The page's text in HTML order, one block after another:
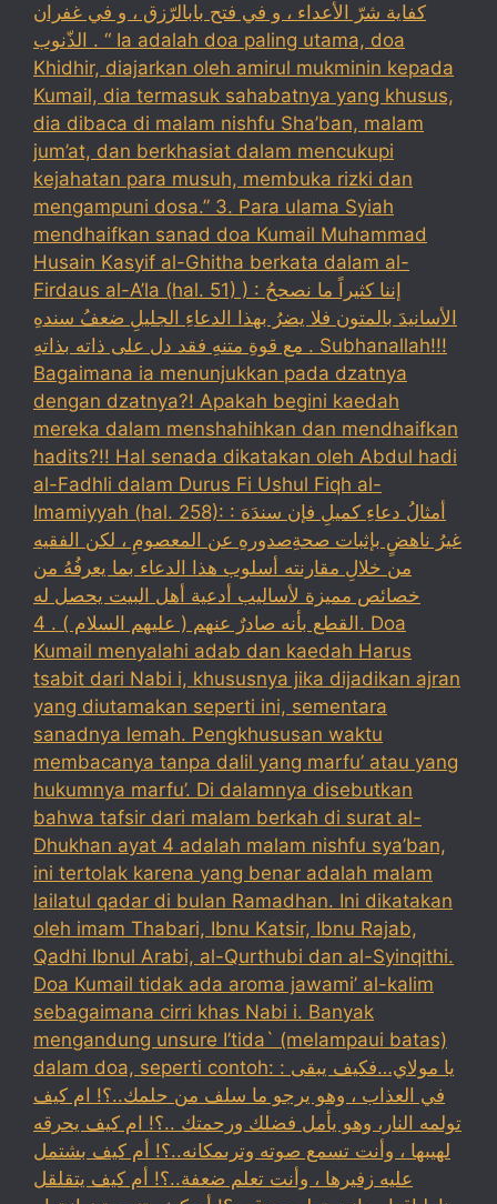
كفاية شرّ الأعداء ، و في فتح بابالرّزق ، و في غفران
الذّنوب . “ Ia adalah doa paling utama, doa
Khidhir, diajarkan oleh amirul mukminin kepada
Kumail, dia termasuk sahabatnya yang khusus,
dia dibaca di malam nishfu Sha’ban, malam
jum’at, dan berkhasiat dalam mencukupi
kejahatan para musuh, membuka rizki dan
mengampuni dosa.” 3. Para ulama Syiah
mendhaifkan sanad doa Kumail Muhammad
Husain Kasyif al-Ghitha berkata dalam al-
Firdaus al-A’la (hal. 51) ) : إننا كثيراً ما نصححُ
الأسانيدَ بالمتون فلا يضرُ بهذا الدعاءِ الجليلِ ضعفُ سندهِ
مع قوةِ متنهِ فقد دل على ذاته بذاتهِ . Subhanallah!!!
Bagaimana ia menunjukkan pada dzatnya
dengan dzatnya?! Apakah begini kaedah
mereka dalam menshahihkan dan mendhaifkan
hadits?!! Hal senada dikatakan oleh Abdul hadi
al-Fadhli dalam Durus Fi Ushul Fiqh al-
Imamiyyah (hal. 258): : أمثالُ دعاءِ كميلِ فإن سندَهَ
غيرُ ناهضٍ بإثبات صحةِصدورهِ عن المعصومِ ، لكن الفقيه
من خلالِ مقارنته أسلوب هذا الدعاء بما يعرفُهُ من
خصائص مميزة لأساليب أدعية أهل البيت يحصل له
القطع بأنه صادرٌ عنهم ( عليهم السلام ) . 4. Doa
Kumail menyalahi adab dan kaedah Harus
tsabit dari Nabi i, khususnya jika dijadikan ajran
yang diutamakan seperti ini, sementara
sanadnya lemah. Pengkhususan waktu
membacanya tanpa dalil yang marfu’ atau yang
hukumnya marfu’. Di dalamnya disebutkan
bahwa tafsir dari malam berkah di surat al-
Dhukhan ayat 4 adalah malam nishfu sya’ban,
ini tertolak karena yang benar adalah malam
lailatul qadar di bulan Ramadhan. Ini dikatakan
oleh imam Thabari, Ibnu Katsir, Ibnu Rajab,
Qadhi Ibnul Arabi, al-Qurthubi dan al-Syinqithi.
Doa Kumail tidak ada aroma jawami’ al-kalim
sebagaimana cirri khas Nabi i. Banyak
mengandung unsure I’tida` (melampaui batas)
dalam doa, seperti contoh: : يا مولاي…فكيف يبقى
في العذاب ، وهو يرجو ما سلف من حلمك..؟! ام كيف
تولمه النار، وهو يأمل فضلك ورحمتك ..؟! ام كيف يحرقه
لهيبها ، وأنت تسمع صوته وترىمكانه..؟! أم كيف بشتمل
عليه زفيرها ، وأنت تعلم ضعفة..؟! أم كيف يتقلقل